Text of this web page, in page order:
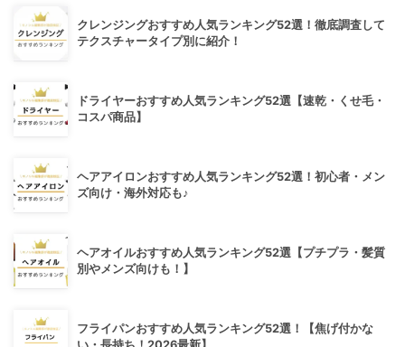
クレンジングおすすめ人気ランキング52選！徹底調査して
テクスチャータイプ別に紹介！
ドライヤーおすすめ人気ランキング52選【速乾・くせ毛・
コスパ商品】
ヘアアイロンおすすめ人気ランキング52選！初心者・メン
ズ向け・海外対応も♪
ヘアオイルおすすめ人気ランキング52選【プチプラ・髪質
別やメンズ向けも！】
フライパンおすすめ人気ランキング52選！【焦げ付かな